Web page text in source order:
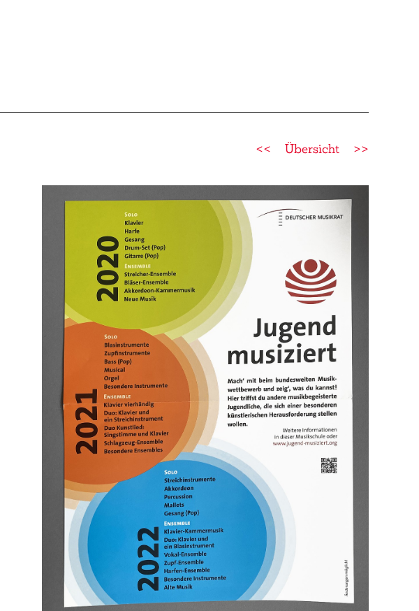
<< Übersicht >>